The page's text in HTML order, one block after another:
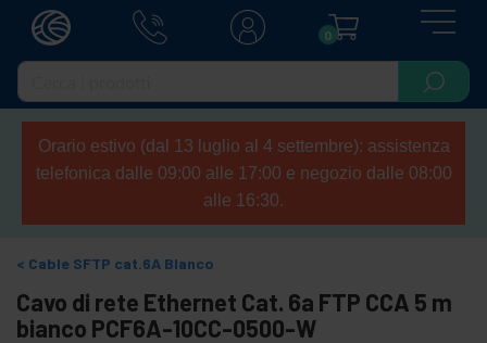
0
Orario estivo (dal 13 luglio al 4 settembre): assistenza
telefonica dalle 09:00 alle 17:00 e negozio dalle 08:00
alle 16:30.
Cable SFTP cat.6A Blanco
Cavo di rete Ethernet Cat. 6a FTP CCA 5 m
bianco PCF6A-10CC-0500-W